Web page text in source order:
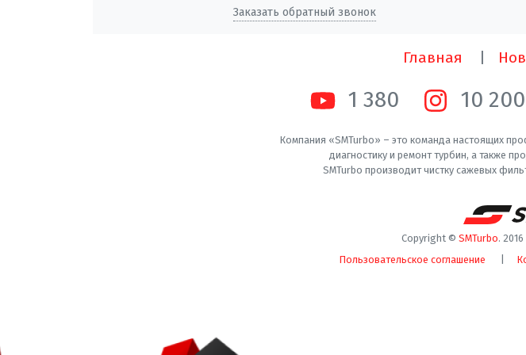
Заказать обратный звонок
Главная
1 380 10 200
Компания «SMTurbo» – это команда настоящих
диагностику и ремонт турбин, а также
SMTurbo производит чистку сажевых
Copyright © SMTurbo.
Пользовательское соглашение